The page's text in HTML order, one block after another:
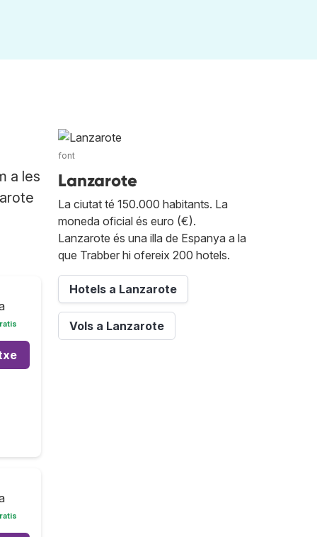
a les
font
Lanzarote
La ciutat té 150.000 habitants. La
moneda oficial és euro (€).
Lanzarote és una illa de Espanya a la
que Trabber hi ofereix 200 hotels.
Hotels a Lanzarote
Vols a Lanzarote